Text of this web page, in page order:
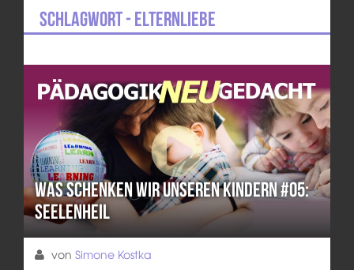
Schlagwort - Elternliebe
Was schenken wir unseren Kindern #05:
Seelenheil
von Simone Kostka